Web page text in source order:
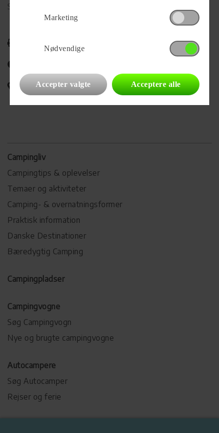
Se alle
Campingvognens placering
Campingliv
Campingtips & oplevelser
Temaer og aktiviteter
Camping- & overnatningsformer
Praktisk information
Danske Destinationer
Bæredygtig Camping
Campingpladser
Campingvogne
Søg Campingvogn
Nye og brugte campingvogne
Autocampere
Søg Autocamper
Rejser og ferie
Marketing
Nødvendige
Accepter valgte Acceptere alle